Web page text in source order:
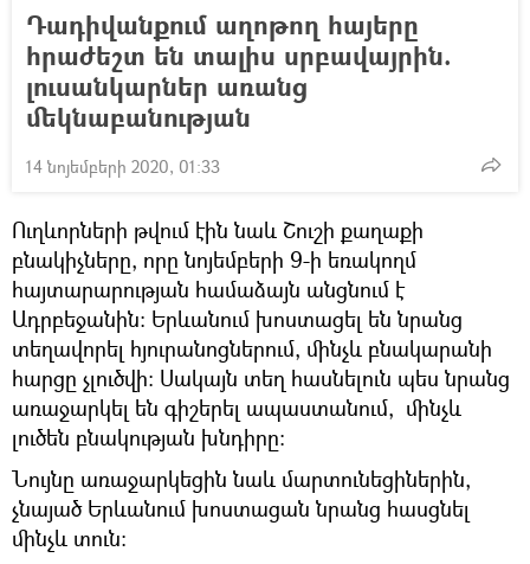
Դադիվանքում աղոթող հայերը
հրաժեշտ են տալիս սրբավայրին.
լուսանկարներ առանց
մեկնաբանության
14 նոյեմբերի 2020, 01:33
Ուղևորների թվում էին նաև Շուշի քաղաքի
բնակիչները, որը նոյեմբերի 9-ի եռակողմ
հայտարարության համաձայն անցնում է
Ադրբեջանին: Երևանում խոստացել են նրանց
տեղավորել հյուրանոցներում, մինչև բնակարանի
հարցը չլուծվի։ Սակայն տեղ հասնելուն պես նրանց
առաջարկել են գիշերել ապաստանում, մինչև
լուծեն բնակության խնդիրը։
Նույնը առաջարկեցին նաև մարտունեցիներին,
չնայած Երևանում խոստացան նրանց հասցնել
մինչև տուն։